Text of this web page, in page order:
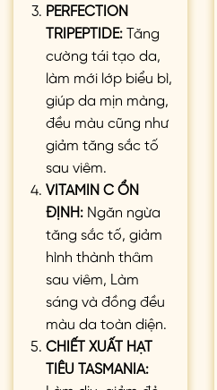
PERFECTION
TRIPEPTIDE: Tăng
cường tái tạo da,
làm mới lớp biểu bì,
giúp da mịn màng,
đều màu cũng như
giảm tăng sắc tố
sau viêm.
VITAMIN C ỔN
ĐỊNH: Ngăn ngừa
tăng sắc tố, giảm
hình thành thâm
sau viêm, Làm
sáng và đồng đều
màu da toàn diện.
CHIẾT XUẤT HẠT
TIÊU TASMANIA: